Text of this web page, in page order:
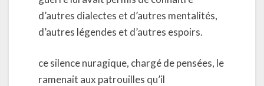
d’autres dialectes et d’autres mentalités,
d’autres légendes et d’autres espoirs.
ce silence nuragique, chargé de pensées, le
ramenait aux patrouilles qu’il